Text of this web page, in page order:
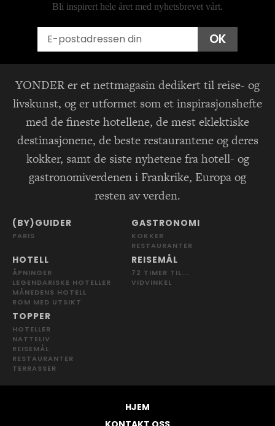
Bli inspirert hele året med nyhetsbrevet vårt.
OK
YONDER er et nettmagasin dedikert til reise- og
livskunst, og er utformet som et inspirasjonshefte
med de fineste hotellene, de mest eklektiske
destinasjonene, de beste restaurantene og deres
kokker, samt de siste nyhetene fra hotell- og
gastronomiverdenen i Frankrike, Europa og
resten av verden.
(BY)GUIDER
PARIS
GASTRONOMI
KOKKER
RESTAURANTER
HOTELL
ÅPNINGER
LEGENDARISKE HOTELLER
MÅNEDENS HOTELL
ROM MED UTSIKT
REISEMÅL
72 TIMER TIL...
VIDVINKEL
TOPPER
HOTELLER
NATTELIV
REISEMÅL
RESTAURANTER
TERRASSER
HJEM